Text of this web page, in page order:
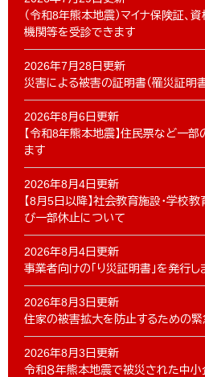
（令和8年熊本地震）マイナ保険証、
機関等を受診できます
2026年7月28日更新
災害による被害の証明書（罹災証明
2026年8月6日更新
【令和8年熊本地震】住民票など一
ます
2026年8月4日更新
【8月5日以降】社会教育施設・学校
び一部休止について
2026年8月4日更新
事業者向けの「り災証明書」を発行し
2026年8月3日更新
住家の被害拡大を防止するための
2026年8月3日更新
令和８年熊本地震で被災された中小